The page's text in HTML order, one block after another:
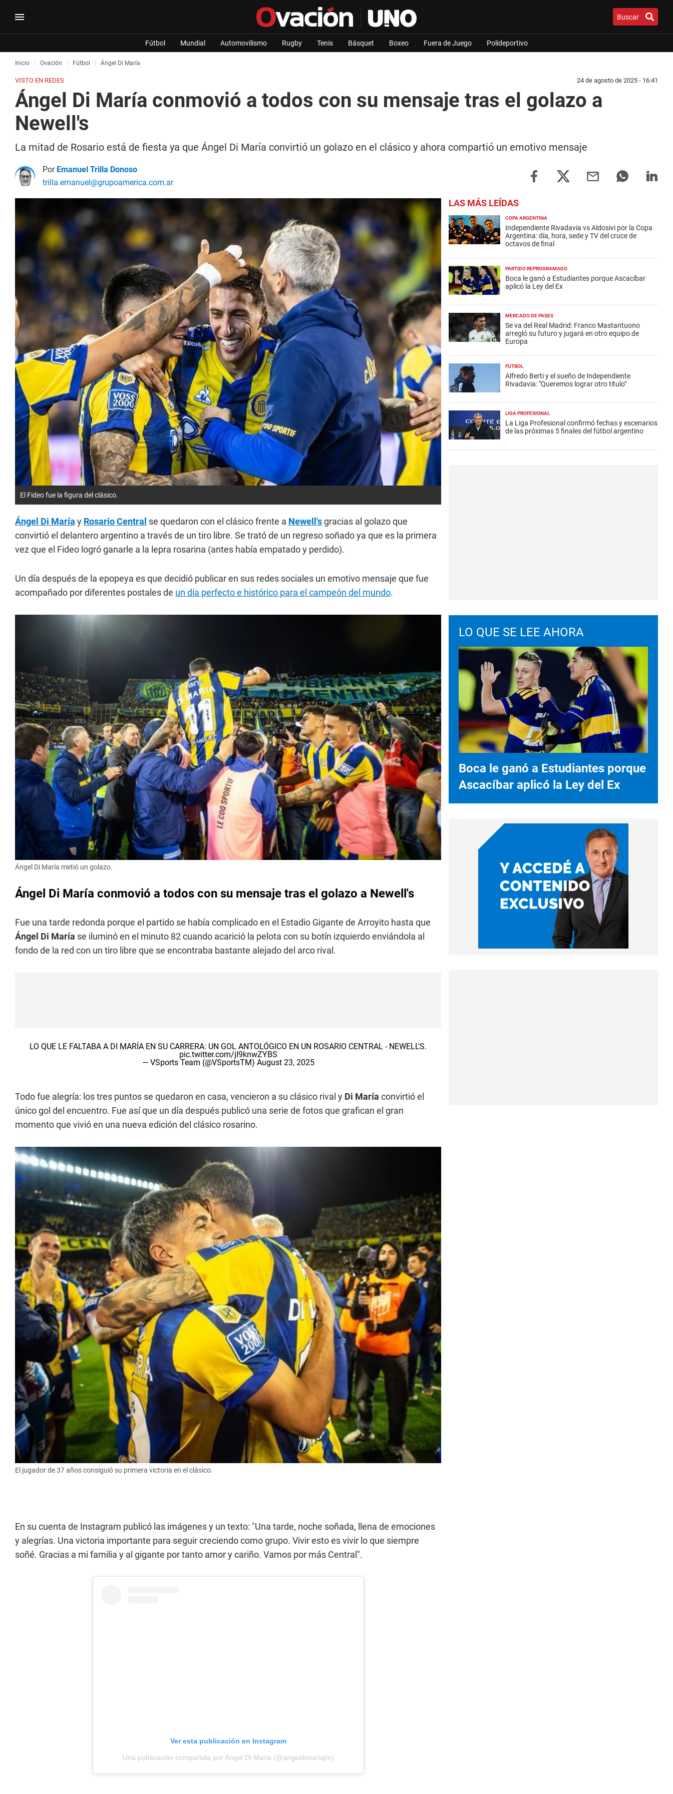
Buscar
Fútbol Mundial Automovilismo Rugby Tenis Básquet Boxeo Fuera de Juego Polideportivo
Inicio Ovación Fútbol Ángel Di María
VISTO EN REDES 24 de agosto de 2025 - 16:41
Ángel Di María conmovió a todos con su mensaje tras el golazo a
Newell's
La mitad de Rosario está de fiesta ya que Ángel Di María convirtió un golazo en el clásico y ahora compartió un emotivo mensaje
Por Emanuel Trilla Donoso
trilla.emanuel@grupoamerica.com.ar
El Fideo fue la figura del clásico.
Ángel Di María y Rosario Central se quedaron con el clásico frente a Newell'sgracias al golazo que
convirtió el delantero argentino a través de un tiro libre. Se trató de un regreso soñado ya que es la primera
vez que el Fideo logró ganarle a la lepra rosarina (antes había empatado y perdido).
Un día después de la epopeya es que decidió publicar en sus redes sociales un emotivo mensaje que fue
acompañado por diferentes postales de un día perfecto e histórico para el campeón del mundo.
Ángel Di María metió un golazo.
Ángel Di María conmovió a todos con su mensaje tras el golazo a Newell's
Fue una tarde redonda porque el partido se había complicado en el Estadio Gigante de Arroyito hasta que
Ángel Di María se iluminó en el minuto 82 cuando acarició la pelota con su botín izquierdo enviándola al
fondo de la red con un tiro libre que se encontraba bastante alejado del arco rival.
LO QUE LE FALTABA A DI MARÍA EN SU CARRERA: UN GOL ANTOLÓGICO EN UN ROSARIO CENTRAL - NEWELL'S.
pic.twitter.com/jI9knwZYBS
— VSports Team (@VSportsTM) August 23, 2025
Todo fue alegría: los tres puntos se quedaron en casa, vencieron a su clásico rival y Di María convirtió el
único gol del encuentro. Fue así que un día después publicó una serie de fotos que grafican el gran
momento que vivió en una nueva edición del clásico rosarino.
El jugador de 37 años consiguió su primera victoria en el clásico.
En su cuenta de Instagram publicó las imágenes y un texto: "Una tarde, noche soñada, llena de emociones
y alegrías. Una victoria importante para seguir creciendo como grupo. Vivir esto es vivir lo que siempre
soñé. Gracias a mi familia y al gigante por tanto amor y cariño. Vamos por más Central".
Ver esta publicación en Instagram
Una publicación compartida por Angel Di Maria (@angeldimariajm)
LAS MÁS LEÍDAS
COPA ARGENTINA
Independiente Rivadavia vs Aldosivi por la Copa
Argentina: día, hora, sede y TV del cruce de
octavos de final
PARTIDO REPROGRAMADO
Boca le ganó a Estudiantes porque Ascacíbar
aplicó la Ley del Ex
MERCADO DE PASES
Se va del Real Madrid: Franco Mastantuono
arregló su futuro y jugará en otro equipo de
Europa
FÚTBOL
Alfredo Berti y el sueño de Independiente
Rivadavia: "Queremos lograr otro título"
LIGA PROFESIONAL
La Liga Profesional confirmó fechas y escenarios
de las próximas 5 finales del fútbol argentino
LO QUE SE LEE AHORA
Boca le ganó a Estudiantes porque
Ascacíbar aplicó la Ley del Ex